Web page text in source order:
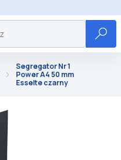
Segregator Nr 1
Power A4 50 mm
Esselte czarny